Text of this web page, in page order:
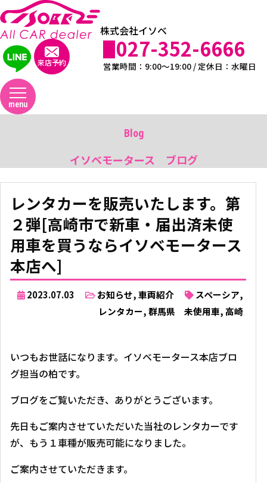
株式会社イソベ
来店予約 027-352-6666
営業時間：9:00～19:00 / 定休日：水曜日
menu
イソベモータース ブログ
Blog
レンタカーを販売いたします。第
２弾[高崎市で新車・届出済未使
用車を買うならイソベモータース
本店へ]
2023.07.03 お知らせ,車両紹介 スペーシア,
レンタカー,群馬県 未使用車,高崎
いつもお世話になります。イソベモータース本店ブロ
グ担当の柏です。
ブログをご覧いただき、ありがとうございます。
先日もご案内させていただいた当社のレンタカーです
が、もう１車種が販売可能になりました。
ご案内させていただきます。